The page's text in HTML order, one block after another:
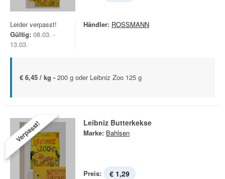
Leider verpasst!
Gültig: 08.03. -
13.03.
Händler: ROSSMANN
€ 6,45 / kg - 200 g oder Leibniz Zoo 125 g
Verpasst! Leibniz Butterkekse
Marke: Bahlsen
Preis: € 1,29